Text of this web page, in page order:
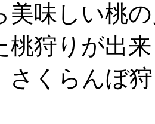
美味しい桃
桃狩りが出
さくらんぼ